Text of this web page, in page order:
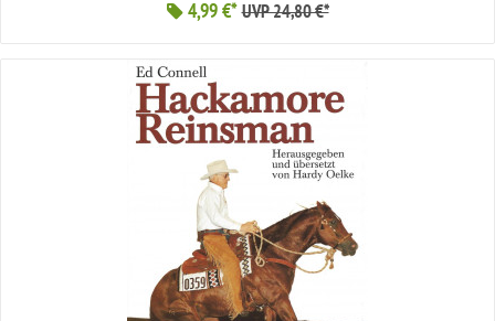
4,99 €* UVP 24,80 €*